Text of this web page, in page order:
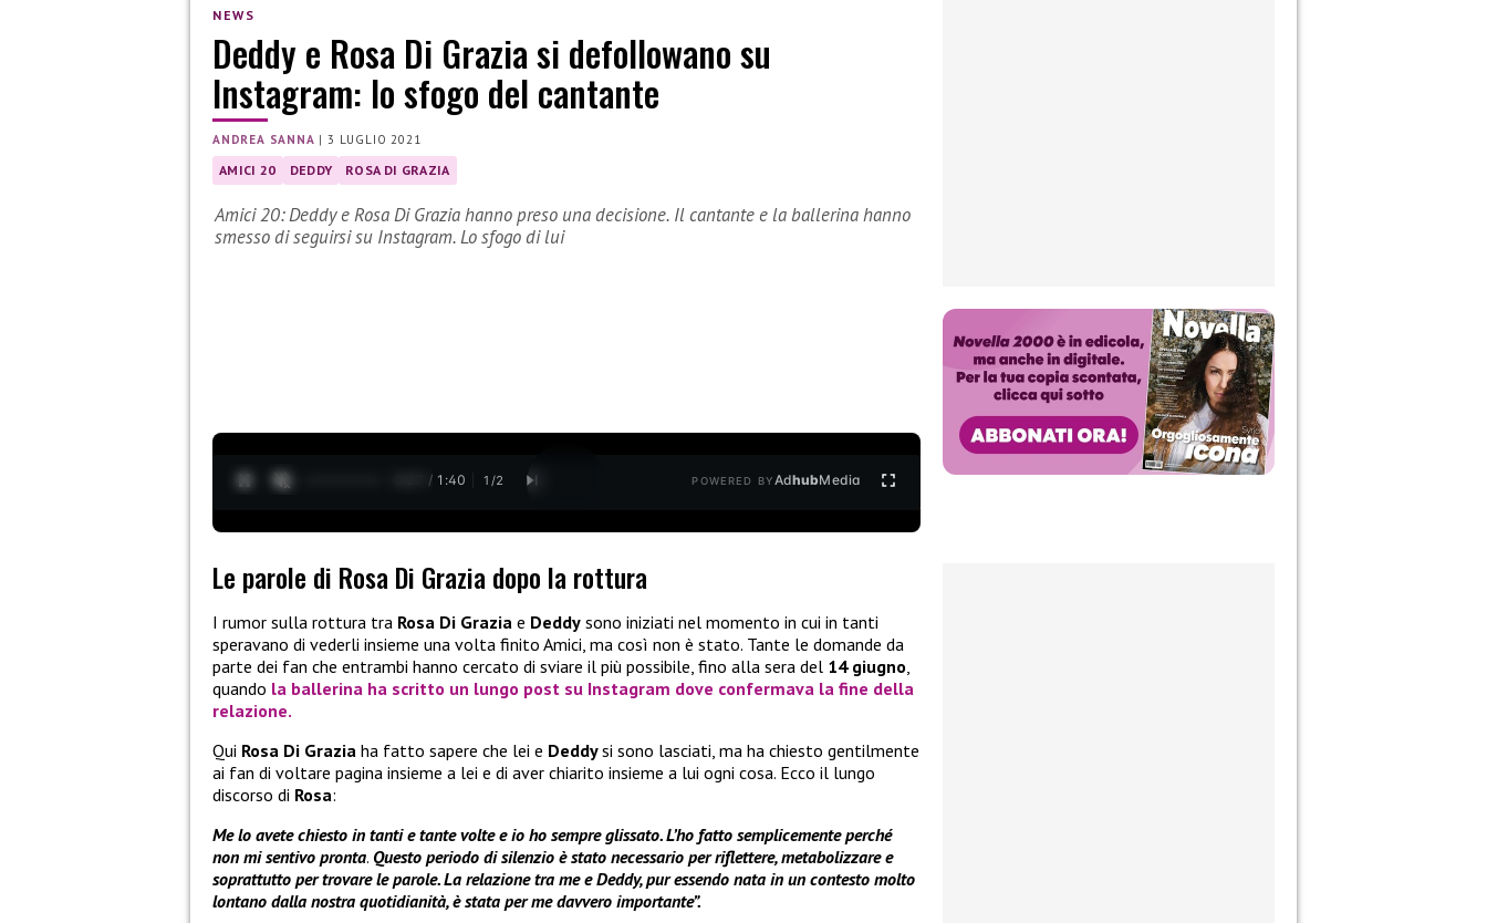
NEWS
Deddy e Rosa Di Grazia si defollowano su
Instagram: lo sfogo del cantante
ANDREA SANNA |3 LUGLIO 2021
AMICI 20 DEDDY ROSA DI GRAZIA
Amici 20: Deddy e Rosa Di Grazia hanno preso una decisione. Il cantante e la ballerina hanno
smesso di seguirsi su Instagram. Lo sfogo di lui
0:28 / 1:40 1 /2 POWERED BYAdhubMedia
Le parole di Rosa Di Grazia dopo la rottura
I rumor sulla rottura tra Rosa Di Grazia e Deddy sono iniziati nel momento in cui in tanti
speravano di vederli insieme una volta finito Amici, ma così non è stato. Tante le domande da
parte dei fan che entrambi hanno cercato di sviare il più possibile, fino alla sera del 14 giugno,
quando la ballerina ha scritto un lungo post su Instagram dove confermava la fine della
relazione.
Qui Rosa Di Grazia ha fatto sapere che lei e Deddysi sono lasciati, ma ha chiesto gentilmente
ai fan di voltare pagina insieme a lei e di aver chiarito insieme a lui ogni cosa. Ecco il lungo
discorso di Rosa:
Me lo avete chiesto in tanti e tante volte e io ho sempre glissato. L’ho fatto semplicemente perché
non mi sentivo pronta. Questo periodo di silenzio è stato necessario per riflettere, metabolizzare e
soprattutto per trovare le parole. La relazione tra me e Deddy, pur essendo nata in un contesto molto
lontano dalla nostra quotidianità, è stata per me davvero importante”.